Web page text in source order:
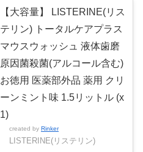
【大容量】 LISTERINE(リス
テリン) トータルケアプラス
マウスウォッシュ 液体歯磨
原因菌殺菌(アルコール含む)
お徳用 医薬部外品 薬用 クリ
ーンミント味 1.5リットル (x
1)
created by Rinker
LISTERINE(リステリン)